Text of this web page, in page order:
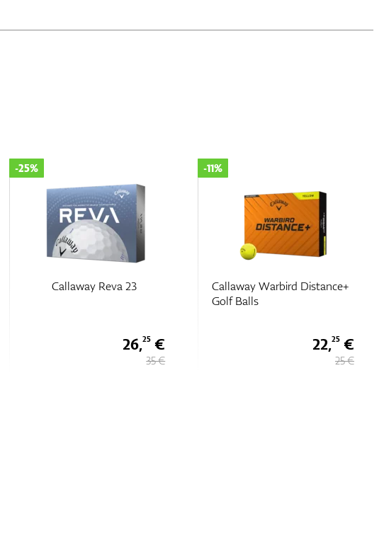
Callaway Reva 23
-25%
26,25 €
35 €
Callaway Warbird Distance+
Golf Balls
-11%
22,25€
25 €